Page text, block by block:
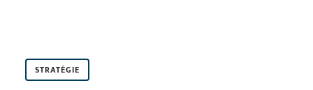
STRATÉGIE